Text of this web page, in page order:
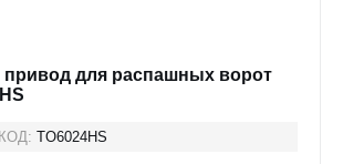
привод для распашных ворот
КОД: TO6024HS